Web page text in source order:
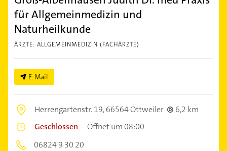
für Allgemeinmedizin und
Naturheilkunde
ÄRZTE: ALLGEMEINMEDIZIN (FACHÄRZTE)
E-Mail
Herrengartenstr. 19,66564 Ottweiler
6,2 km
Geschlossen –Öffnet um 08:00
06824 9 30 20